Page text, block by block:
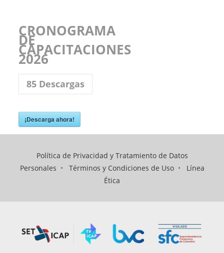
CRONOGRAMA
DE
CAPACITACIONES
2026
85Descargas
¡Descarga ahora!
Política de Privacidad y Tratamiento de Datos
Personales • Términos y Condiciones de Uso• Línea
Ética